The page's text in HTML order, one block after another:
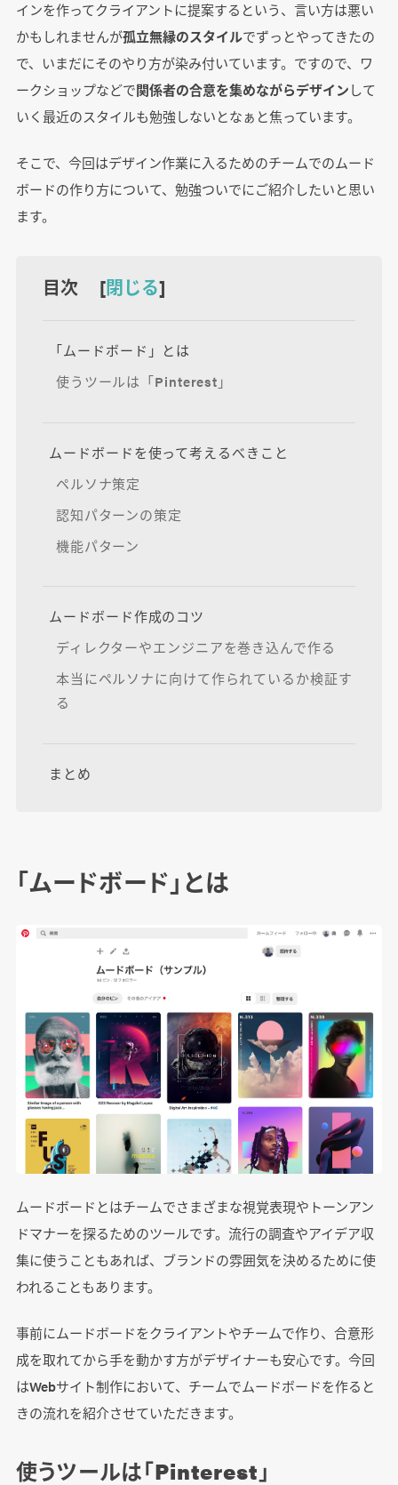
インを作ってクライアントに提案するという、言い方は悪い
かもしれませんが孤立無縁のスタイルでずっとやってきたの
で、いまだにそのやり方が染み付いています。ですので、ワ
ークショップなどで関係者の合意を集めながらデザインして
いく最近のスタイルも勉強しないとなぁと焦っています。
そこで、今回はデザイン作業に入るためのチームでのムード
ボードの作り方について、勉強ついでにご紹介したいと思い
ます。
目次 [閉じる]
「ムードボード」とは
使うツールは「Pinterest」
ムードボードを使って考えるべきこと
ペルソナ策定
認知パターンの策定
機能パターン
ムードボード作成のコツ
ディレクターやエンジニアを巻き込んで作る
本当にペルソナに向けて作られているか検証す
る
まとめ
「ムードボード」とは
ムードボードとはチームでさまざまな視覚表現やトーンアン
ドマナーを探るためのツールです。流行の調査やアイデア収
集に使うこともあれば、ブランドの雰囲気を決めるために使
われることもあります。
事前にムードボードをクライアントやチームで作り、合意形
成を取れてから手を動かす方がデザイナーも安心です。今回
はWebサイト制作において、チームでムードボードを作ると
きの流れを紹介させていただきます。
使うツールは「Pinterest」